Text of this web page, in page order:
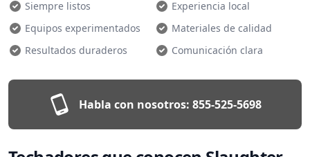
Siempre listos
Experiencia local
Equipos experimentados
Materiales de calidad
Resultados duraderos
Comunicación clara
Habla con nosotros: 855-525-5698